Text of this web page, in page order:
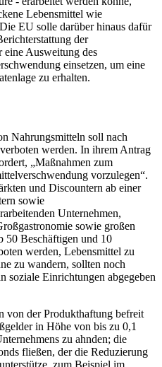
Lebensmittel wie
EU solle darüber hinaus dafür
der
eine Ausweitung des
einsetzen, um eine
zu erhalten.
Nahrungsmitteln soll nach
werden. In ihrem Antrag
„Maßnahmen zum
vorzulegen“.
und Discountern ab einer
sowie
Unternehmen,
sowie großen
50 Beschäftigen und 10
werden, Lebensmittel zu
zu wandern, sollten noch
soziale Einrichtungen abgegeben
von der Produkthaftung befreit
in Höhe von bis zu 0,1
zu ahnden; die
fließen, der die Reduzierung